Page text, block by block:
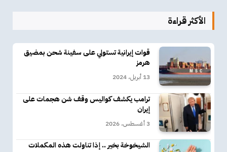
الأكثر قراءة
قوات إيرانية تستولي على سفينة شحن بمضيق
هرمز
13 أبريل، 2024
ترامب يكشف كواليس وقف شن هجمات على
إيران
3 أغسطس، 2026
الشيخوخة بخير .. إذا تناولت هذه المكملات